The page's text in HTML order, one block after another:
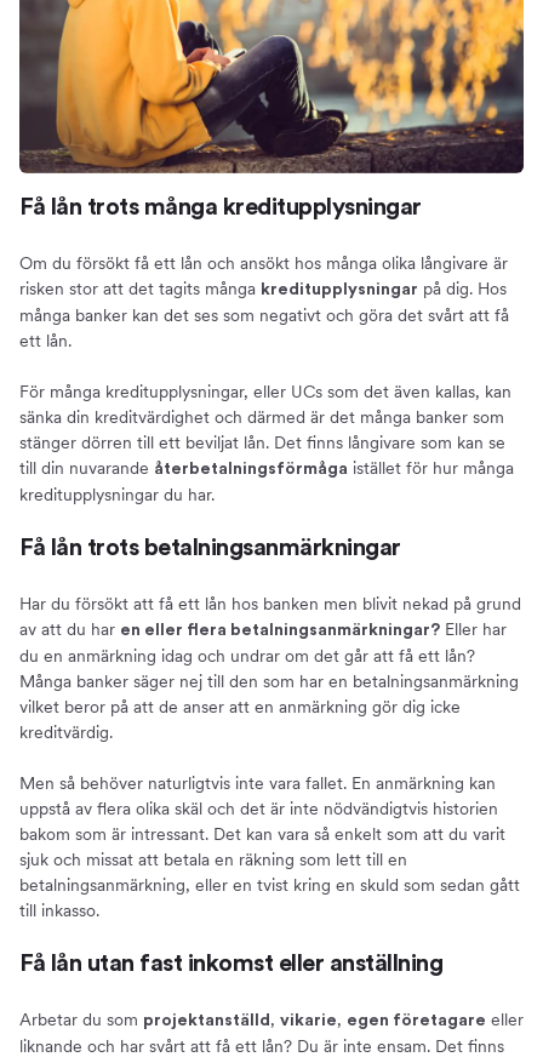
Få lån trots många kreditupplysningar
Om du försökt få ett lån och ansökt hos många olika långivare är
risken stor att det tagits många kreditupplysningar på dig. Hos
många banker kan det ses som negativt och göra det svårt att få
ett lån.
För många kreditupplysningar, eller UCs som det även kallas, kan
sänka din kreditvärdighet och därmed är det många banker som
stänger dörren till ett beviljat lån. Det finns långivare som kan se
till din nuvarande återbetalningsförmåga istället för hur många
kreditupplysningar du har.
Få lån trots betalningsanmärkningar
Har du försökt att få ett lån hos banken men blivit nekad på grund
av att du har en eller flera betalningsanmärkningar? Eller har
du en anmärkning idag och undrar om det går att få ett lån?
Många banker säger nej till den som har en betalningsanmärkning
vilket beror på att de anser att en anmärkning gör dig icke
kreditvärdig.
Men så behöver naturligtvis inte vara fallet. En anmärkning kan
uppstå av flera olika skäl och det är inte nödvändigtvis historien
bakom som är intressant. Det kan vara så enkelt som att du varit
sjuk och missat att betala en räkning som lett till en
betalningsanmärkning, eller en tvist kring en skuld som sedan gått
till inkasso.
Få lån utan fast inkomst eller anställning
Arbetar du som projektanställd , vikarie, egen företagare eller
liknande och har svårt att få ett lån? Du är inte ensam. Det finns